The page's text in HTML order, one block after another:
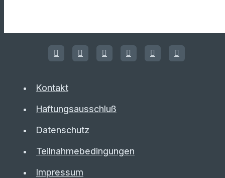
Kontakt
Haftungsausschluß
Datenschutz
Teilnahmebedingungen
Impressum